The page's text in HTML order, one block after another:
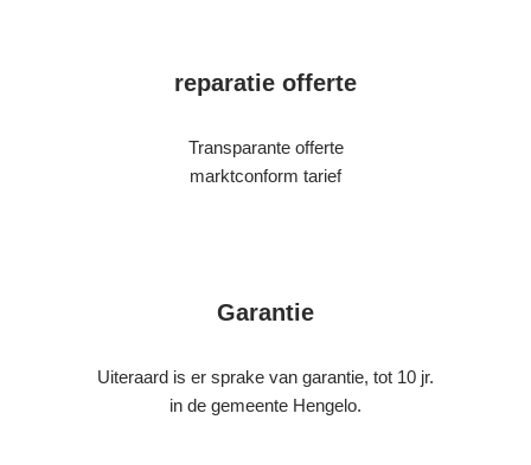
reparatie offerte
Transparante offerte
marktconform tarief
Garantie
Uiteraard is er sprake van garantie, tot 10 jr.
in de gemeente Hengelo.